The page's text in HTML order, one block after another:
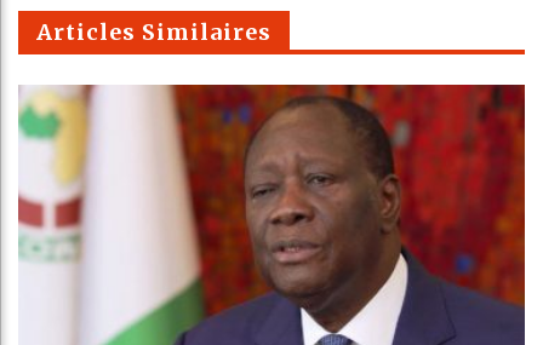
m
Articles Similaires